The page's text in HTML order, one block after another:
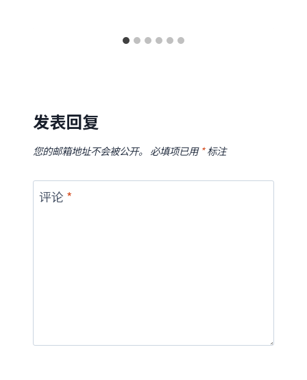
发表回复
您的邮箱地址不会被公开。 必填项已用*标注
评论 *